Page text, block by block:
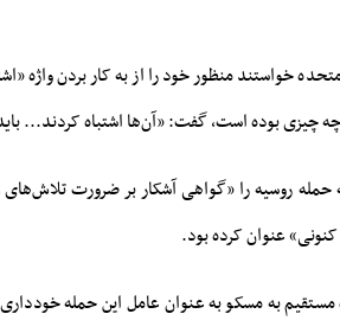
خواستند منظور خود را از به کار بردن واژه
بوده است، گفت: «آن‌ها اشتباه کردند...
حمله روسیه را «گواهی آشکار بر ضرورت
عنوان کرده بود.
به مسکو به عنوان عامل این حمله خودداری